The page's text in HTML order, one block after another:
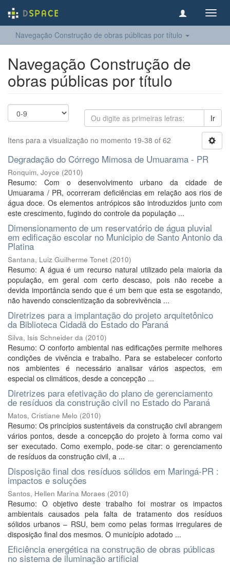
Navegação Construção de obras públicas por título
Navegação Construção de
obras públicas por título
Ir
Itens para a visualização no momento 19-38 of 62
Degradação do Córrego Mimosa de Umuarama - PR
Ronquim, Joyce (2010)
Resumo: Com o desenvolvimento urbano da cidade de
Umuarama / PR, ocorreram deficiências em relação aos rios de
água doce. Os elementos antrópicos são introduzidos junto com
este crescimento, fugindo do controle da população ...
Dimensionamento de um reservatório de água pluvial
em edificação escolar no Municipio de Santo Antonio da
Platina
Santana, Luiz Guilherme Tonet (2010)
Resumo: A água é um recurso natural utilizado pela maioria da
população, em geral com certo descaso, pois não recebe a
devida importância sendo que é um bem que esta se esgotando,
não havendo conscientização da sobrevivência ...
Diretrizes para a implantação do projeto arquitetônico
da Biblioteca Cidadã do Estado do Paraná
Silva, Isis Schneider da (2010)
Resumo: O conforto ambiental nas edificações permite melhores
condições de vivência e trabalho. Para se estabelecer conforto
nos ambientes é necessário analisar vários aspectos, em
especial os climáticos, desde a concepção ...
Diretrizes para efetivação do plano de gerenciamento
de resíduos da construção civil no Estado do Paraná
Matos, Cristiane Melo (2010)
Resumo: Os princípios sustentáveis da construção civil abrangem
vários pontos, desde a concepção do projeto à forma como vai
ser executado. Como exemplo, pode-se citar: o gerenciamento
de resíduos da construção civil, a ...
Disposição final dos resíduos sólidos em Maringá-PR :
impactos e soluções
Santos, Hellen Marina Moraes (2010)
Resumo: O objetivo deste trabalho foi mostrar os impactos
ambientais causados pela falta de tratamento dos resíduos
sólidos urbanos – RSU, bem como pelas formas irregulares de
disposição final dos mesmos. O município adotado ...
Eficiência energética na construção de obras públicas
no sistema de iluminação artificial